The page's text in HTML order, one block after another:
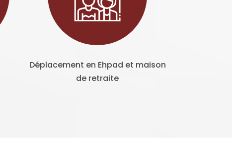
Déplacement en Ehpad et maison
de retraite